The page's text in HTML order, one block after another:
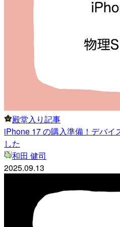
殿堂入り記事
iPhone 17 の購入準備！デバイ
した
和田 健司
2025.09.13